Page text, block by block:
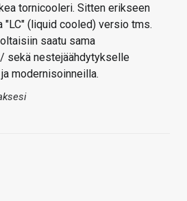
tornicooleri. Sitten erikseen
"LC" (liquid cooled) versio tms.
saatu sama
sekä nestejäähdytykselle
modernisoinneilla.